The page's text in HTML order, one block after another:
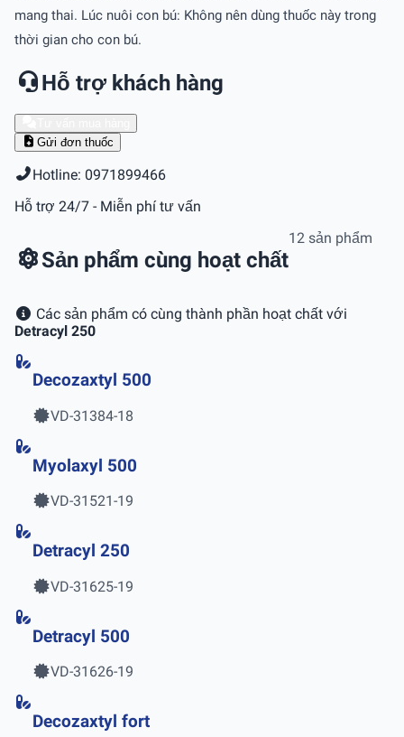
mang thai. Lúc nuôi con bú: Không nên dùng thuốc này trong
thời gian cho con bú.
Hỗ trợ khách hàng
Gửi đơn thuốc
Hotline: 0971899466
Hỗ trợ 24/7 - Miễn phí tư vấn
Sản phẩm cùng hoạt chất
12 sản phẩm
Các sản phẩm có cùng thành phần hoạt chất với
Detracyl 250
Decozaxtyl 500
VD-31384-18
Myolaxyl 500
VD-31521-19
Detracyl 250
VD-31625-19
Detracyl 500
VD-31626-19
Decozaxtyl fort